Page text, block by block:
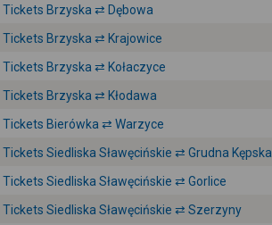
Tickets Brzyska ⇄ Dębowa
Tickets Brzyska ⇄ Krajowice
Tickets Brzyska ⇄ Kołaczyce
Tickets Brzyska ⇄ Kłodawa
Tickets Bierówka ⇄ Warzyce
Tickets Siedliska Sławęcińskie ⇄ Grudna Kępska
Tickets Siedliska Sławęcińskie ⇄ Gorlice
Tickets Siedliska Sławęcińskie ⇄ Szerzyny